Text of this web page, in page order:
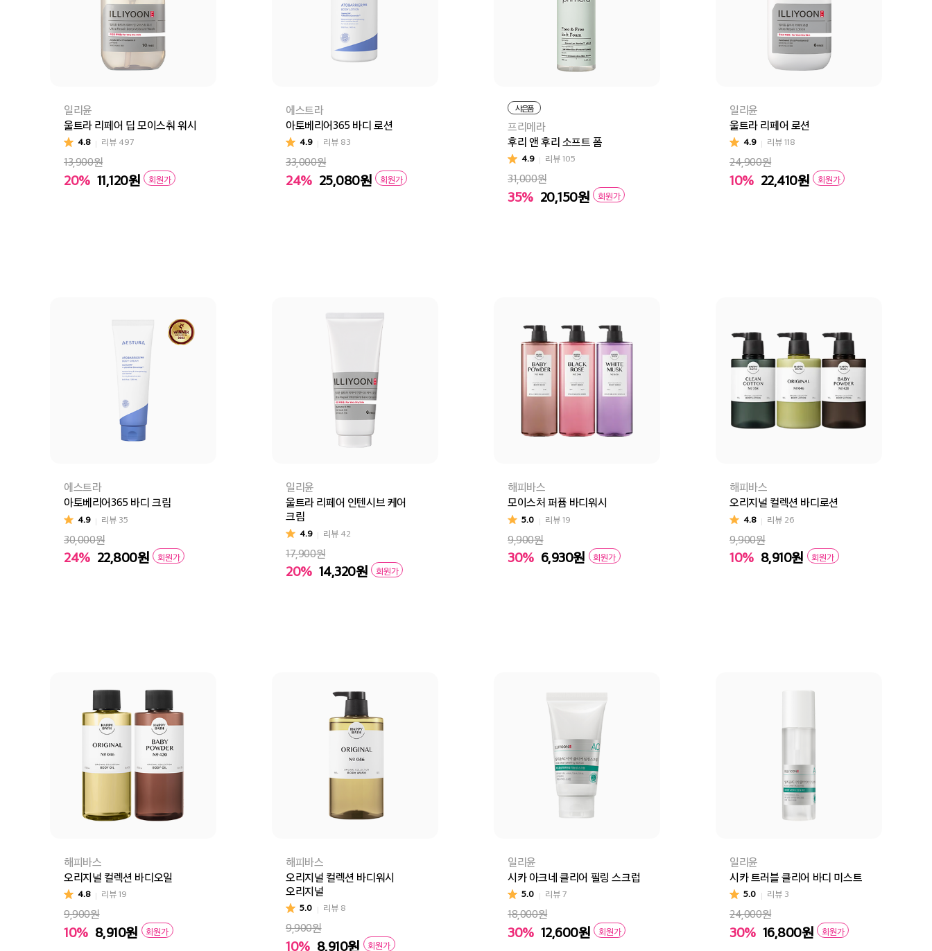
일리윤
울트라 리페어 딥 모이스춰 워시
4.8 리뷰 497
13,900원
20% 11,120원 회원가
에스트라
아토베리어365 바디 로션
4.9 리뷰 83
33,000원
24% 25,080원 회원가
사은품
프리메라
후리 앤 후리 소프트 폼
4.9 리뷰105
31,000원
35% 20,150원 회원가
일리윤
울트라 리페어 로션
4.9 리뷰118
24,900원
10% 22,410원 회원가
에스트라
아토베리어365 바디 크림
4.9 리뷰 35
30,000원
24% 22,800원 회원가
일리윤
울트라 리페어 인텐시브 케어
크림
4.9 리뷰 42
17,900원
20% 14,320원 회원가
해피바스
모이스처 퍼퓸 바디워시
5.0 리뷰19
9,900원
30% 6,930원 회원가
바디워시 베이비파우더 바디워시 화이트머스크 바디워시 블랙로즈
해피바스
오리지널 컬렉션 바디로션
4.8 리뷰 26
9,900원
10% 8,910원 회원가
바디로션 오리지널 바디로션 베이비파우더
해피바스
오리지널 컬렉션 바디오일
4.8 리뷰19
9,900원
10% 8,910원 회원가
바디오일 오리지널 바디오일 베이비파우더
해피바스
오리지널 컬렉션 바디워시
오리지널
5.0 리뷰 8
9,900원
10% 8,910원 회원가
일리윤
시카 아크네 클리어 필링 스크럽
5.0 리뷰7
18,000원
30% 12,600원 회원가
일리윤
시카 트러블 클리어 바디 미스트
5.0 리뷰 3
24,000원
30% 16,800원 회원가